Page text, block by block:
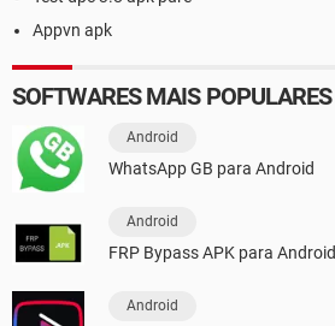
Appvn apk
SOFTWARES MAIS POPULARES
Android
WhatsApp GB para Android
Android
FRP Bypass APK para Android
Android